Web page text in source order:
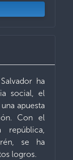
ha
social, el
apuesta
Con el
se ha
logros.